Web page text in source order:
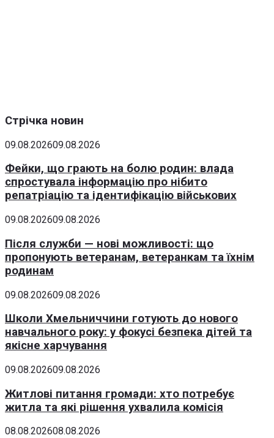
Стрічка новин
09.08.202609.08.2026
Фейки, що грають на болю родин: влада
спростувала інформацію про нібито
репатріацію та ідентифікацію військових
09.08.202609.08.2026
Після служби — нові можливості: що
пропонують ветеранам, ветеранкам та їхнім
родинам
09.08.202609.08.2026
Школи Хмельниччини готують до нового
навчального року: у фокусі безпека дітей та
якісне харчування
09.08.202609.08.2026
Житлові питання громади: хто потребує
житла та які рішення ухвалила комісія
08.08.202608.08.2026